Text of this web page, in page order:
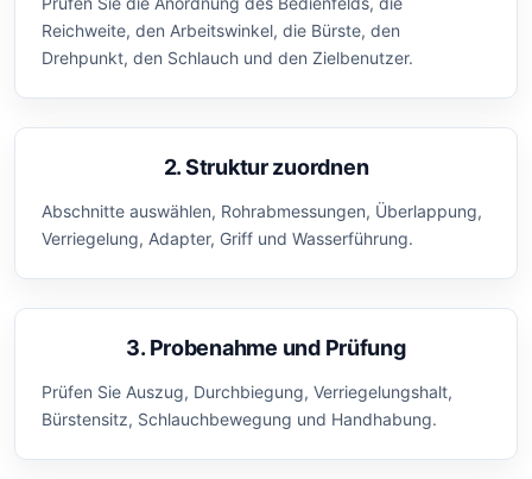
Reichweite, den Arbeitswinkel, die Bürste, den
Drehpunkt, den Schlauch und den Zielbenutzer.
2. Struktur zuordnen
Abschnitte auswählen, Rohrabmessungen, Überlappung,
Verriegelung, Adapter, Griff und Wasserführung.
3. Probenahme und Prüfung
Prüfen Sie Auszug, Durchbiegung, Verriegelungshalt,
Bürstensitz, Schlauchbewegung und Handhabung.